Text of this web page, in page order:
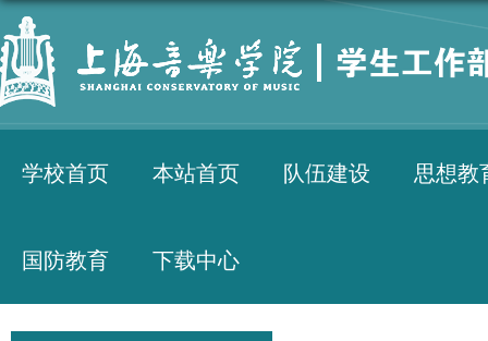
学校首页 本站首页 队伍建设 思想教
国防教育 下载中心